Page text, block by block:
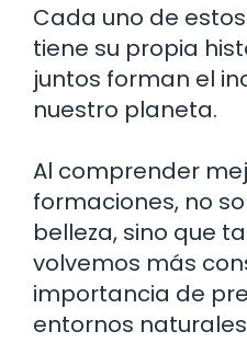
Cada uno de
tiene su propia
juntos forman el
nuestro planeta.
Al comprender
formaciones, no
belleza, sino que
volvemos más
importancia de
entornos